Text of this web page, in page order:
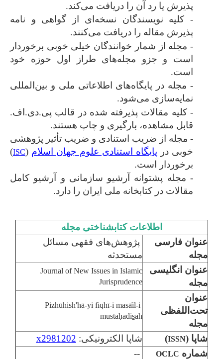
پذیرش یا رد آن را دریافت می‌کند.
- کلیه نویسندگان نسخه‌ای از گواهی و نامه
پذیرش مقاله را دریافت می‌کنند.
- مجله از شمار خوانندگان خیلی خوبی برخوردار
است و جزو مجله‌های طراز اول حوزه خود
است.
- مجله در پایگاه‌های اطلاعاتی ملی و بین‌المللی
نمایه‌سازی می‌شود.
- کلیه مقالات پذیرفته شده در قالب پی.دی.اف.
قابل مشاهده، بارگیری و چاپ هستند.
- مجله از ضریب استنادی و ضریب تأثیر پژوهشی
خوبی در پایگاه استنادی علوم جهان اسلام (
ISC
)
برخوردار است.
- مجله پشتوانه آرشیو سازمانی و آرشیو کامل
مقالات در کتابخانه ملی ایران را دارد.
اطلاعات کتابشناختی مجله
عنوان فارسی
مجله
پژوهش‌های فقهی مسائل
مستحدثه
عنوان انگلیسی
مجله
Journal of New Issues in Islamic
Jurisprudence
عنوان
تحت‌اللفظی
مجله
Pizhūhish'hā-yi fiqhī-i masā̓il-i
mustaḥadis̠ah
شاپا (ISSN
) شاپا الکترونیکی: x2981202
شماره OCLC
--